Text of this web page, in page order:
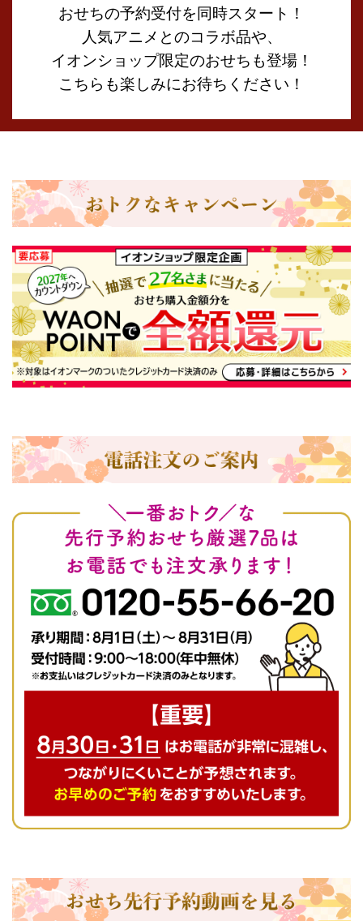
おせちの予約受付を同時スタート！
人気アニメとのコラボ品や、
イオンショップ限定のおせちも登場！
こちらも楽しみにお待ちください！